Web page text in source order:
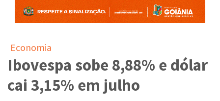
Economia
Ibovespa sobe 8,88% e dólar
cai 3,15% em julho